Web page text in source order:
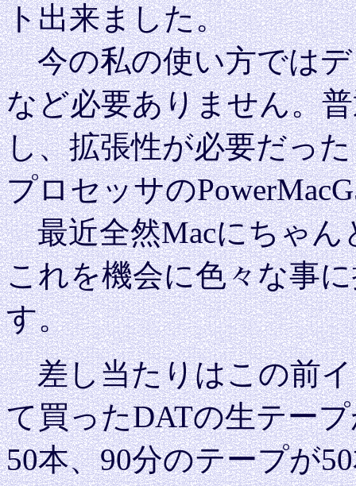
ト出来ました。
今の私の使い方ではデ
など必要ありません。
し、拡張性が必要だっ
プロセッサの
最近全然Macにちゃん
これを機会に色々な事
す。
差し当たりはこの前イ
て買ったDATの生テー
50本、90分のテープが